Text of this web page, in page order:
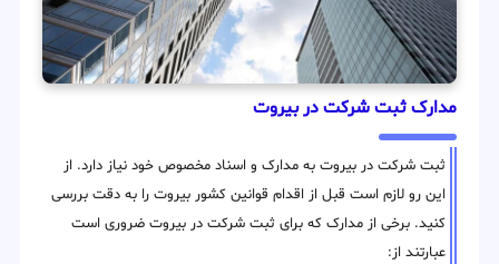
مدارک ثبت شرکت در بیروت
ثبت شرکت در بیروت به مدارک و اسناد مخصوص خود نیاز دارد. از
این رو لازم است قبل از اقدام قوانین کشور بیروت را به دقت بررسی
کنید. برخی از مدارک که برای ثبت شرکت در بیروت ضروری است
عبارتند از: